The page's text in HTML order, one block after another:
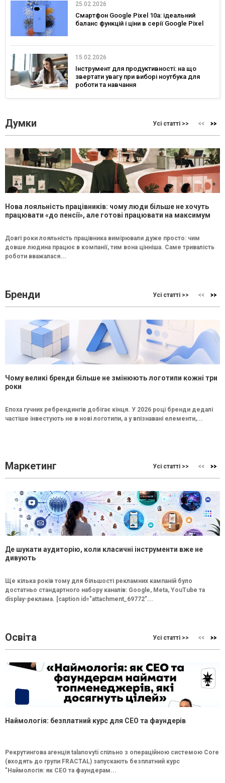
25.02.2026
Смартфон Google Pixel 10a: ідеальний
баланс функцій і ціни в серії Google Pixel
15.02.2026
Інструмент для продуктивності: на що
звертати увагу при виборі ноутбука для
роботи та навчання
Думки Усі статті >>
Нова лояльність працівників: чому люди більше не хочуть
працювати «до пенсії», але готові працювати на максимум
Довгі роки лояльність працівника вимірювали дуже просто: чим
довше людина працює в компанії, тим вона цінніша. Саме тривалість
роботи вважалася...
Бренди Усі статті >>
Чому великі бренди більше не змінюють логотипи кожні три
роки
Епоха гучних ребрендингів добігає кінця. У 2026 році бренди дедалі
частіше інвестують не в нові логотипи, а у впізнавані елементи,...
Маркетинг Усі статті >>
Де шукати аудиторію, коли класичні інструменти вже не
дивують
Ще кілька років тому для більшості рекламних кампаній було
достатньо стандартного набору каналів: Google, Meta, YouTube та
display-реклама. [caption id="attachment_69772"...
Освіта Усі статті >>
Наймологія: безплатний курс для CEO та фаундерів
Рекрутингова агенція talanovyti спільно з операційною системою Core
(входять до групи FRACTAL) запускають безплатний курс
"Наймологія: як СEO та фаундерам...